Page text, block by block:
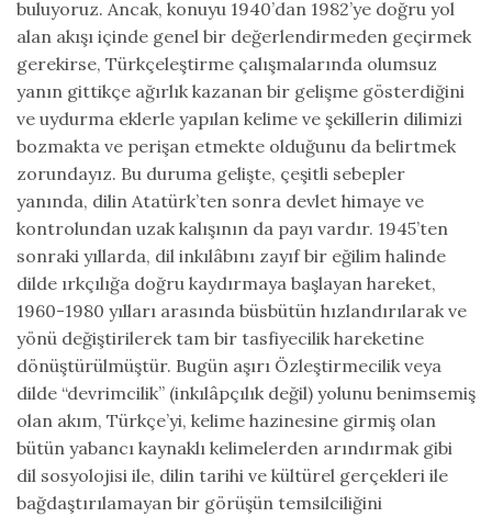
buluyoruz. Ancak, konuyu 1940’dan 1982’ye doğru yol
alan akışı içinde genel bir değerlendirmeden geçirmek
gerekirse, Türkçeleştirme çalışmalarında olumsuz
yanın gittikçe ağırlık kazanan bir gelişme gösterdiğini
ve uydurma eklerle yapılan kelime ve şekillerin dilimizi
bozmakta ve perişan etmekte olduğunu da belirtmek
zorundayız. Bu duruma gelişte, çeşitli sebepler
yanında, dilin Atatürk’ten sonra devlet himaye ve
kontrolundan uzak kalışının da payı vardır. 1945’ten
sonraki yıllarda, dil inkılâbını zayıf bir eğilim halinde
dilde ırkçılığa doğru kaydırmaya başlayan hareket,
1960-1980 yılları arasında büsbütün hızlandırılarak ve
yönü değiştirilerek tam bir tasfiyecilik hareketine
dönüştürülmüştür. Bugün aşırı Özleştirmecilik veya
dilde “devrimcilik” (inkılâpçılık değil) yolunu benimsemiş
olan akım, Türkçe’yi, kelime hazinesine girmiş olan
bütün yabancı kaynaklı kelimelerden arındırmak gibi
dil sosyolojisi ile, dilin tarihi ve kültürel gerçekleri ile
bağdaştırılamayan bir görüşün temsilciliğini